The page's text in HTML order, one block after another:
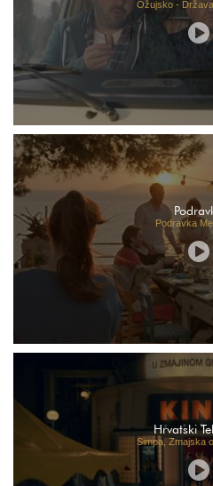
Ožujsko -
Podravka
Hrvatski
Simpa, Zmajska